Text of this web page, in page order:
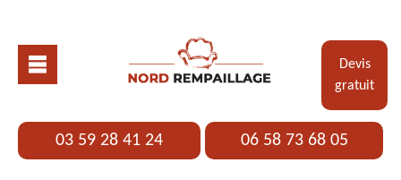
Devis
gratuit
03 59 28 41 24 06 58 73 68 05